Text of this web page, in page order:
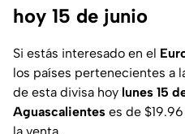
hoy 15 de junio
Si estás interesado en el
los países pertenecientes a
de esta divisa hoy lunes 15
Aguascalientes es de